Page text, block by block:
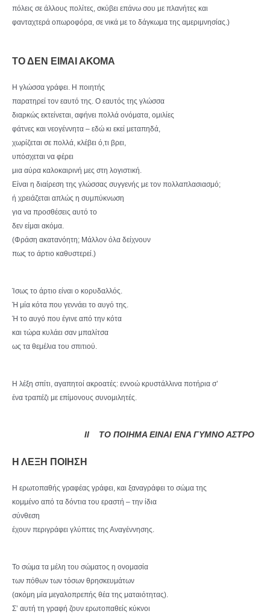
πόλεις σε άλλους πολίτες, σκύβει επάνω σου με πλανήτες και
φανταχτερά οπωροφόρα, σε νικά με το δάγκωμα της αμεριμνησίας.)
ΤΟ ΔΕΝ ΕΙΜΑΙ ΑΚΟΜΑ
Η γλώσσα γράφει. Η ποιητής
παρατηρεί τον εαυτό της. Ο εαυτός της γλώσσα
διαρκώς εκτείνεται, αφήνει πολλά ονόματα, ομιλίες
φάτνες και νεογέννητα – εδώ κι εκεί μεταπηδά,
χωρίζεται σε πολλά, κλέβει ό,τι βρει,
υπόσχεται να φέρει
μια αύρα καλοκαιρινή μες στη λογιστική.
Είναι η διαίρεση της γλώσσας συγγενής με τον πολλαπλασιασμό;
ή χρειάζεται απλώς η συμπύκνωση
για να προσθέσεις αυτό το
δεν είμαι ακόμα.
(Φράση ακατανόητη; Μάλλον όλα δείχνουν
πως το άρτιο καθυστερεί.)
Ίσως το άρτιο είναι ο κορυδαλλός.
Ή μία κότα που γεννάει το αυγό της.
Ή το αυγό που έγινε από την κότα
και τώρα κυλάει σαν μπαλίτσα
ως τα θεμέλια του σπιτιού.
Η λέξη σπίτι, αγαπητοί ακροατές: εννοώ κρυστάλλινα ποτήρια σ’
ένα τραπέζι με επίμονους συνομιλητές.
ΙΙ ΤΟ ΠΟΙΗΜΑ ΕΙΝΑΙ ΕΝΑ ΓΥΜΝΟ ΑΣΤΡΟ
Η ΛΕΞΗ ΠΟΙΗΣΗ
Η ερωτοπαθής γραφέας γράφει, και ξαναγράφει το σώμα της
κομμένο από τα δόντια του εραστή – την ίδια
σύνθεση
έχουν περιγράφει γλύπτες της Αναγέννησης.
Το σώμα τα μέλη του σώματος η ονομασία
των πόθων των τόσων θρησκευμάτων
(ακόμη μία μεγαλοπρεπής θέα της ματαιότητας).
Σ’ αυτή τη γραφή ζουν ερωτοπαθείς κύκνοι